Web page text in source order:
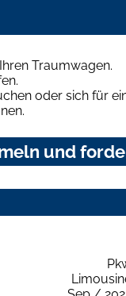
Traumwagen.
oder sich für
und